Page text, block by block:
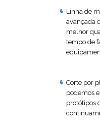
Linha de
avançada
melhor
tempo de
Corte por
podemos
protótipos